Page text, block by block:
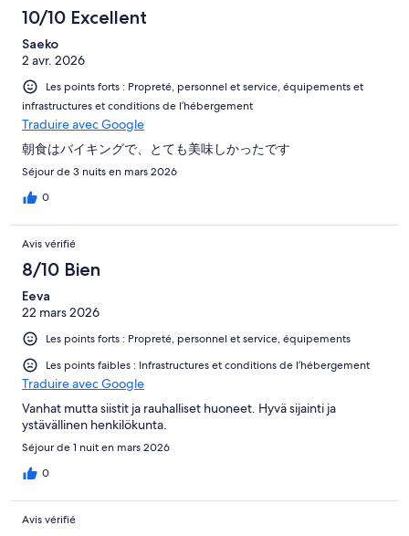
10/10 Excellent
Saeko
2 avr. 2026
Les points forts : Propreté, personnel et service, équipements et
infrastructures et conditions de l’hébergement
Traduire avec Google
朝食はバイキングで、とても美味しかったです
Séjour de 3 nuits en mars 2026
0
Avis vérifié
8/10 Bien
Eeva
22 mars 2026
Les points forts : Propreté, personnel et service, équipements
Les points faibles : Infrastructures et conditions de l’hébergement
Traduire avec Google
Vanhat mutta siistit ja rauhalliset huoneet. Hyvä sijainti ja
ystävällinen henkilökunta.
Séjour de 1 nuit en mars 2026
0
Avis vérifié